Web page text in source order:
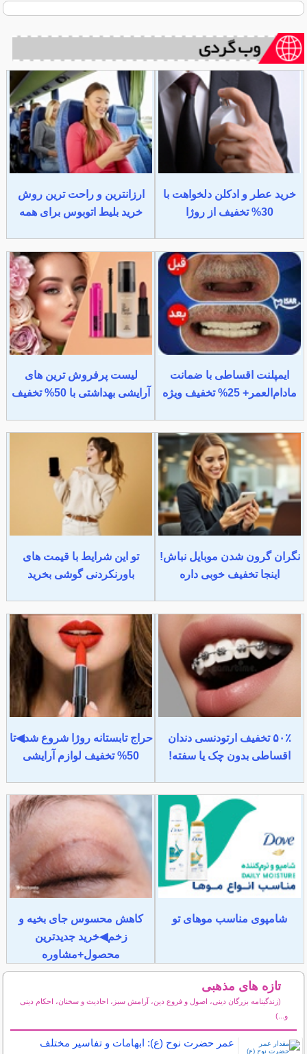
خرید عطر و ادکلن دلخواهت با
30% تخفیف از روژا
ارزانترین و راحت ترین روش
خرید بلیط اتوبوس برای همه
ایمپلنت اقساطی با ضمانت
مادام‌العمر+ 25% تخفیف ویژه
لیست پرفروش ترین های
آرایشی بهداشتی با 50% تخفیف
نگران گرون شدن موبایل نباش!
اینجا تخفیف خوبی داره
تو این شرایط با قیمت های
باورنکردنی گوشی بخرید
۵۰٪ تخفیف ارتودنسی دندان
اقساطی بدون چک یا سفته!
حراج تابستانه روژا شروع شد◀تا
50% تخفیف لوازم آرایشی
شامپوی مناسب موهای تو
کاهش محسوس جای بخیه و
زخم◀خرید جدیدترین
محصول+مشاوره
تازه های مذهبی
(زندگینامه بزرگان دینی، اصول و فروع دین، آرامش سبز، احادیث و سخنان، احکام دینی
و...)
عمر حضرت نوح (ع): ابهامات و تفاسیر مختلف